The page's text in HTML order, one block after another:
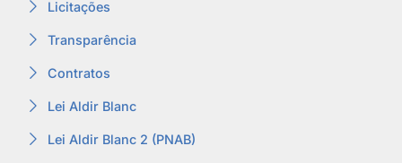
Licitações
Transparência
Contratos
Lei Aldir Blanc
Lei Aldir Blanc 2 (PNAB)